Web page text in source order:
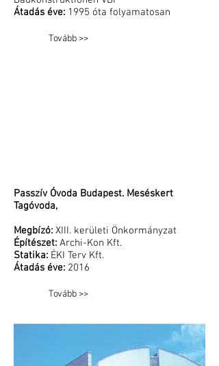
Átadás éve: 1995 óta folyamatosan
Tovább >>
Passzív Óvoda Budapest. Meséskert
Tagóvoda,
Megbízó: XIII. kerületi Önkormányzat
Építészet: Archi-Kon Kft.
Statika: ÉKI Terv Kft.
Átadás éve: 2016
Tovább >>